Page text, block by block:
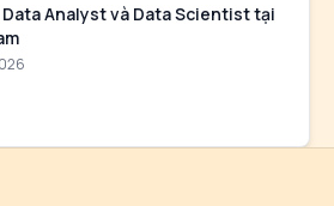
Analyst và Data Scientist tại